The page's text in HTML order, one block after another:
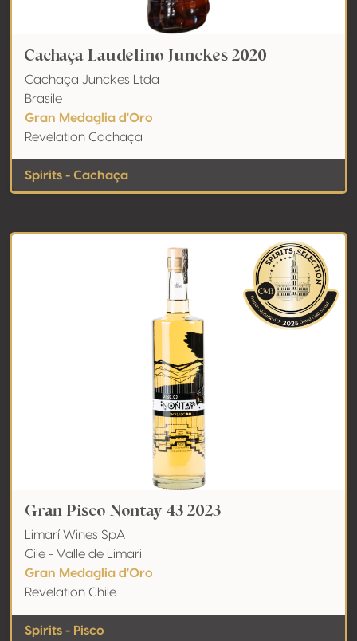
Cachaça Laudelino Junckes 2020
Cachaça Junckes Ltda
Brasile
Gran Medaglia d'Oro
Revelation Cachaça
Spirits - Cachaça
Gran Pisco Nontay 43 2023
Limarí Wines SpA
Cile - Valle de Limari
Gran Medaglia d'Oro
Revelation Chile
Spirits - Pisco